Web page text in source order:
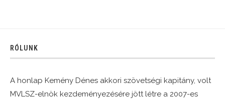
RÓLUNK
A honlap Kemény Dénes akkori szövetségi kapitány, volt
MVLSZ-elnök kezdeményezésére jött létre a 2007-es